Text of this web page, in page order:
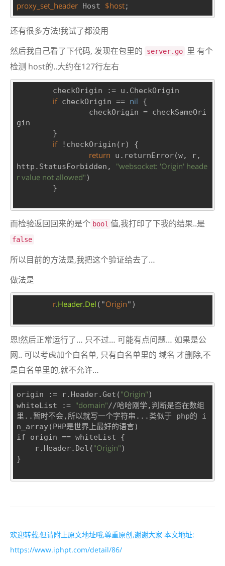
proxy_set_header Host $host
还有很多方法!我试了都没用
然后我自己看了下代码, 发现在包里的
server.go
里 有个
检测 host的..大约在127行左右
if checkOrigin == nil {
gin
if !checkOrigin(r) {
return u.returnError(w, r,
http.StatusForbidden, "websocket: 'Origin' heade
r value not allowed")
而检验返回回来的是个 bool 值,我打印了下我的结果..是
false
所以目前的方法是,我把这个验证给去了…
做法是
r.Header.Del ("Origin")
恩!然后正常运行了… 只不过… 可能有点问题… 如果是公
网.. 可以考虑加个白名单, 只有白名单里的 域名 才删除,不
是白名单里的,就不允许…
origin := r.Header.Get("Origin")
whiteList := "domain"//哈哈刚学,判断是否在数组
里..暂时不会,所以就写一个字符串...类似于 php的 i
n_array(PHP是世界上最好的语言)
if origin == whiteList {
    r.Header.Del(
"Origin")
}
欢迎转载,但请附上原文地址哦,尊重原创,谢谢大家 本文地址:
https://www.iphpt.com/detail/86/